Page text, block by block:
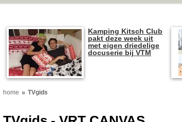
Kamping Kitsch Club
pakt deze week uit
met eigen driedelige
docuserie bij VTM
home TVgids